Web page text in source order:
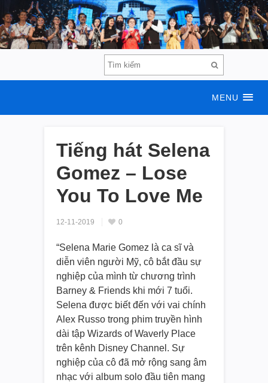
MENU
Tiếng hát Selena
Gomez – Lose
You To Love Me
12-11-2019 0
“Selena Marie Gomez là ca sĩ và
diễn viên người Mỹ, cô bắt đầu sự
nghiệp của mình từ chương trình
Barney & Friends khi mới 7 tuổi.
Selena được biết đến với vai chính
Alex Russo trong phim truyền hình
dài tập Wizards of Waverly Place
trên kênh Disney Channel. Sự
nghiệp của cô đã mở rộng sang âm
nhạc với album solo đầu tiên mang